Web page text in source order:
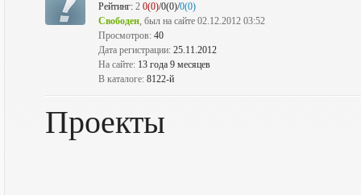
Рейтинг: 2 0(0)/0(0)/0(0)
Свободен, был на сайте 02.12.2012 03:52
Просмотров: 40
Дата регистрации: 25.11.2012
На сайте: 13 года 9 месяцев
В каталоге: 8122-й
Проекты